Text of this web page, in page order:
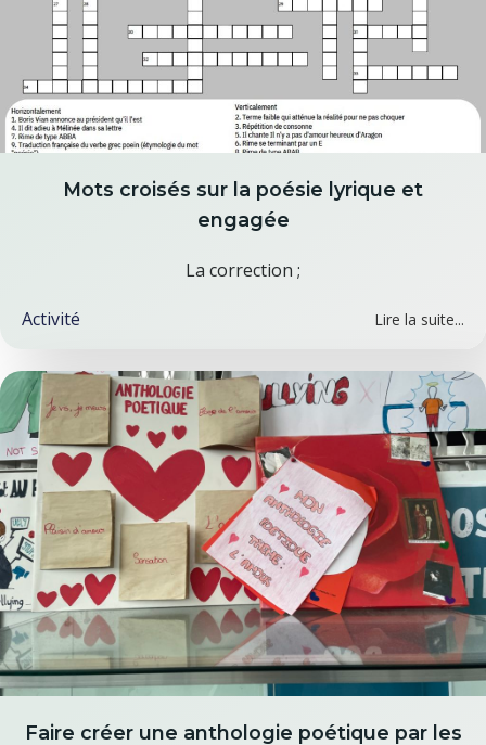
Mots croisés sur la poésie lyrique et
engagée
La correction ;
Activité Lire la suite...
Faire créer une anthologie poétique par les